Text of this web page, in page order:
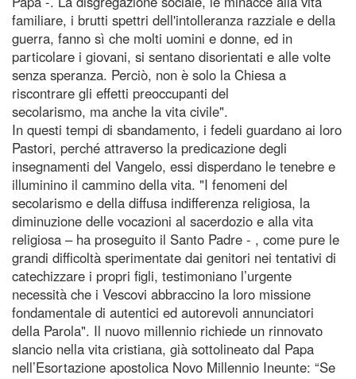
familiare, i brutti spettri dell'intolleranza razziale e della
guerra, fanno sì che molti uomini e donne, ed in
particolare i giovani, si sentano disorientati e alle volte
senza speranza. Perciò, non è solo la Chiesa a
riscontrare gli effetti preoccupanti del
secolarismo, ma anche la vita civile".
In questi tempi di sbandamento, i fedeli guardano ai loro
Pastori, perché attraverso la predicazione degli
insegnamenti del Vangelo, essi disperdano le tenebre e
illuminino il cammino della vita. "I fenomeni del
secolarismo e della diffusa indifferenza religiosa, la
diminuzione delle vocazioni al sacerdozio e alla vita
religiosa – ha proseguito il Santo Padre - , come pure le
grandi difficoltà sperimentate dai genitori nei tentativi di
catechizzare i propri figli, testimoniano l’urgente
necessità che i Vescovi abbraccino la loro missione
fondamentale di autentici ed autorevoli annunciatori
della Parola". Il nuovo millennio richiede un rinnovato
slancio nella vita cristiana, già sottolineato dal Papa
nell’Esortazione apostolica Novo Millennio Ineunte: “Se